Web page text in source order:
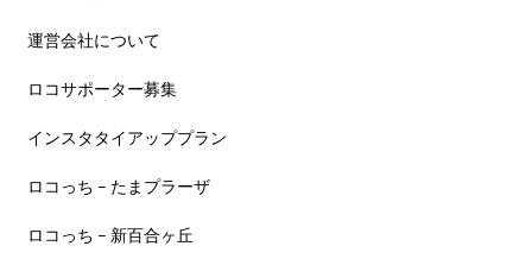
運営会社について
ロコサポーター募集
インスタタイアッププラン
ロコっち – たまプラーザ
ロコっち – 新百合ヶ丘